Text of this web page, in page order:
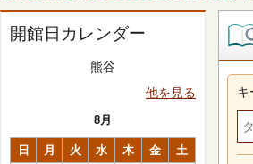
開館日カレンダー
熊谷
他を見る
8月
日 月 火 水 木 金 土
キ